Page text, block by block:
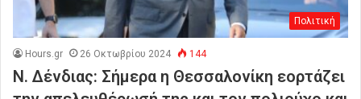
Πολιτική
Hours.gr 26 Οκτωβρίου 2024 144
Ν. Δένδιας: Σήμερα η Θεσσαλονίκη εορτάζει